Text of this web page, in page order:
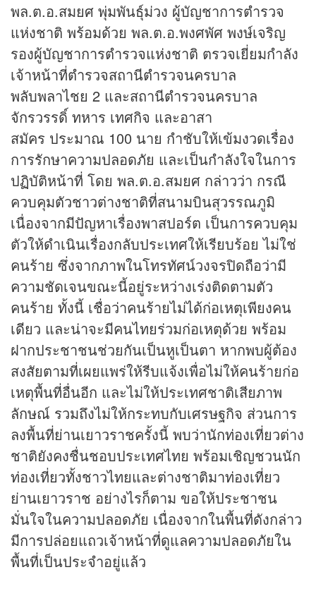
พล.ต.อ.สมยศ พุ่มพันธุ์ม่วง ผู้บัญชาการตํารวจ
แห่งชาติ พร้อมด้วย พล.ต.อ.พงศพัศ พงษ์เจริญ
รองผู้บัญชาการตำรวจแห่งชาติ ตรวจเยี่ยมกำลัง
เจ้าหน้าที่ตำรวจสถานีตำรวจนครบาล
พลับพลาไชย 2 และสถานีตำรวจนครบาล
จักรวรรดิ์ ทหาร เทศกิจ และอาสา
สมัคร ประมาณ 100 นาย กำชับให้เข้มงวดเรื่อง
การรักษาความปลอดภัย และเป็นกำลังใจในการ
ปฏิบัติหน้าที่ โดย พล.ต.อ.สมยศ กล่าวว่า กรณี
ควบคุมตัวชาวต่างชาติที่สนามบินสุวรรณภูมิ
เนื่องจากมีปัญหาเรื่องพาสปอร์ต เป็นการควบคุม
ตัวให้ดำเนินเรื่องกลับประเทศให้เรียบร้อย ไม่ใช่
คนร้าย ซึ่งจากภาพในโทรทัศน์วงจรปิดถือว่ามี
ความชัดเจนขณะนี้อยู่ระหว่างเร่งติดตามตัว
คนร้าย ทั้งนี้ เชื่อว่าคนร้ายไม่ได้ก่อเหตุเพียงคน
เดียว และน่าจะมีคนไทยร่วมก่อเหตุด้วย พร้อม
ฝากประชาชนช่วยกันเป็นหูเป็นตา หากพบผู้ต้อง
สงสัยตามที่เผยแพร่ให้รีบแจ้งเพื่อไม่ให้คนร้ายก่อ
เหตุพื้นที่อื่นอีก และไม่ให้ประเทศชาติเสียภาพ
ลักษณ์ รวมถึงไม่ให้กระทบกับเศรษฐกิจ ส่วนการ
ลงพื้นที่ย่านเยาวราชครั้งนี้ พบว่านักท่องเที่ยวต่าง
ชาติยังคงชื่นชอบประเทศไทย พร้อมเชิญชวนนัก
ท่องเที่ยวทั้งชาวไทยและต่างชาติมาท่องเที่ยว
ย่านเยาวราช อย่างไรก็ตาม ขอให้ประชาชน
มั่นใจในความปลอดภัย เนื่องจากในพื้นที่ดังกล่าว
มีการปล่อยแถวเจ้าหน้าที่ดูแลความปลอดภัยใน
พื้นที่เป็นประจำอยู่แล้ว